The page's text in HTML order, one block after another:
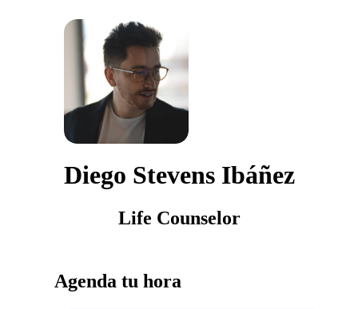
Diego Stevens Ibáñez
Life Counselor
Agenda tu hora